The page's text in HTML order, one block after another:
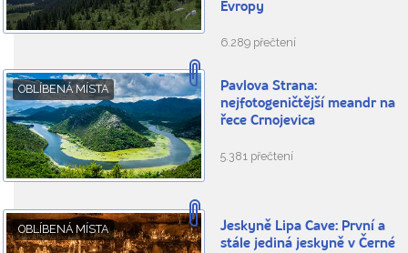
Evropy
6.289 přečtení
OBLÍBENÁ MÍSTA
Pavlova Strana:
nejfotogeničtější meandr na
řece Crnojevica
5.381 přečtení
OBLÍBENÁ MÍSTA
Jeskyně Lipa Cave: První a
stále jediná jeskyně v Černé